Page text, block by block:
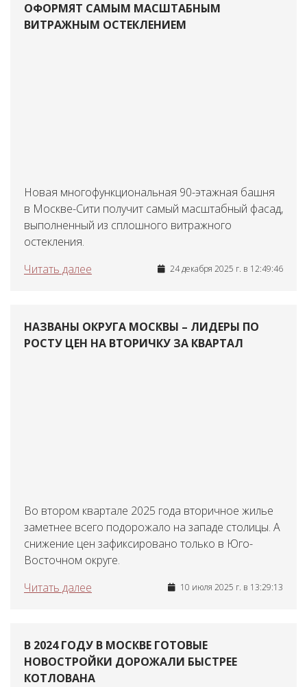
ОФОРМЯТ САМЫМ МАСШТАБНЫМ
ВИТРАЖНЫМ ОСТЕКЛЕНИЕМ
Новая многофункциональная 90-этажная башня
в Москве-Сити получит самый масштабный фасад,
выполненный из сплошного витражного
остекления.
Читать далее
24 декабря 2025 г. в 12:49:46
НАЗВАНЫ ОКРУГА МОСКВЫ – ЛИДЕРЫ ПО
РОСТУ ЦЕН НА ВТОРИЧКУ ЗА КВАРТАЛ
Во втором квартале 2025 года вторичное жилье
заметнее всего подорожало на западе столицы. А
снижение цен зафиксировано только в Юго-
Восточном округе.
Читать далее
10 июля 2025 г. в 13:29:13
В 2024 ГОДУ В МОСКВЕ ГОТОВЫЕ
НОВОСТРОЙКИ ДОРОЖАЛИ БЫСТРЕЕ
КОТЛОВАНА